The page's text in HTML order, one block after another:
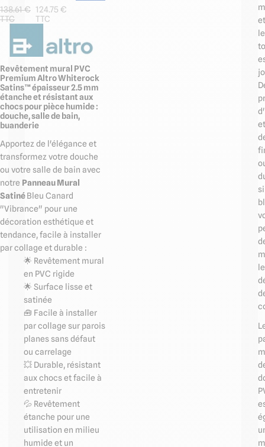
138.61€
TTC
124.75 €
TTC
Revêtement mural PVC
Premium Altro Whiterock
Satins™ épaisseur 2.5 mm
étanche et résistant aux
chocs pour pièce humide :
douche, salle de bain,
buanderie
Apportez de l'élégance et
transformez votre douche
ou votre salle de bain avec
notre Panneau Mural
SatinéBleu Canard
"Vibrance" pour une
décoration esthétique et
tendance, facile à installer
par collage et durable :
🌟 Revêtement mural
en PVC rigide
🌟 Surface lisse et
satinée
🧰 Facile à installer
par collage sur parois
planes sans défaut
ou carrelage
💥 Durable, résistant
aux chocs et facile à
entretenir
💦 Revêtement
étanche pour une
utilisation en milieu
humide et un
et
le
et